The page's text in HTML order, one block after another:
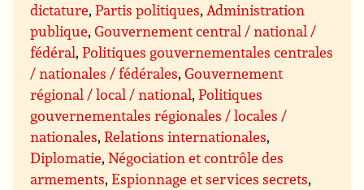
dictature,Partis politiques,Administration
publique,Gouvernement central / national /
fédéral,Politiques gouvernementales centrales
/ nationales / fédérales,Gouvernement
régional / local / national,Politiques
gouvernementales régionales / locales /
nationales,Relations internationales,
Diplomatie,Négociation et contrôle des
armements,Espionnage et services secrets,